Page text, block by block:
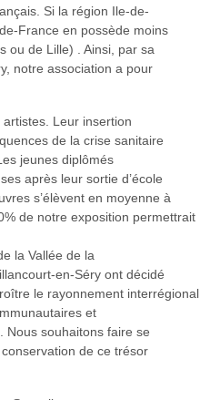
Si la région Ile-de-
France en possède moins
ou de Lille) . Ainsi, par sa
notre association a pour
Leur insertion
de la crise sanitaire
jeunes diplômés
après leur sortie d’école
s’élèvent en moyenne à
de notre exposition permettrait
la Vallée de la
en-Séry ont décidé
le rayonnement interrégional
et
Nous souhaitons faire se
conservation de ce trésor